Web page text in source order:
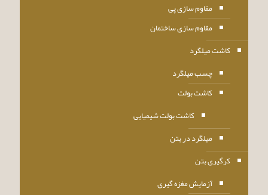
مقاوم سازی پی
مقاوم سازی ساختمان
کاشت میلگرد
چسب میلگرد
کاشت بولت
کاشت بولت شیمیایی
میلگرد در بتن
کرگیری بتن
آزمایش مغزه گیری